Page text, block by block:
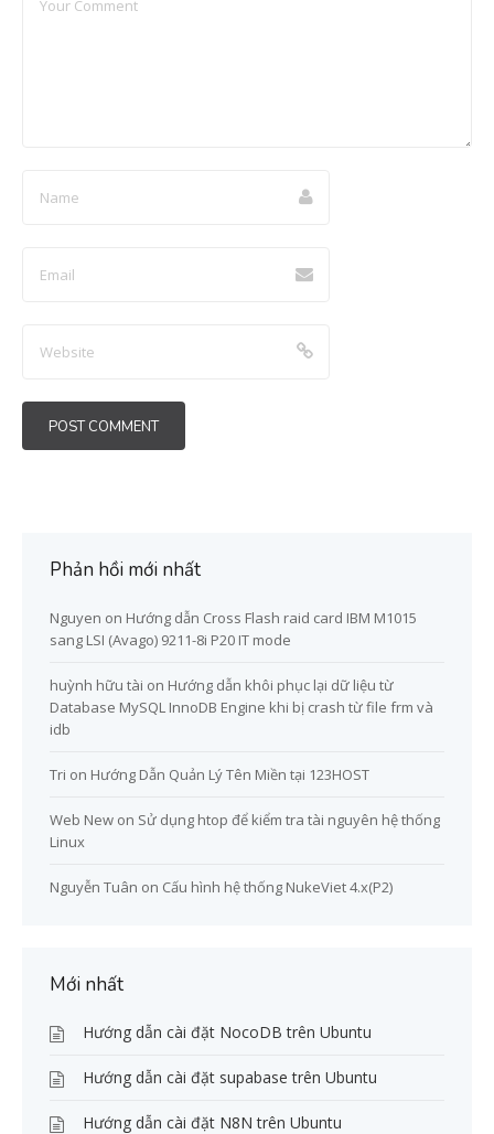
Phản hồi mới nhất
Nguyen on Hướng dẫn Cross Flash raid card IBM M1015
sang LSI (Avago) 9211-8i P20 IT mode
huỳnh hữu tài on Hướng dẫn khôi phục lại dữ liệu từ
Database MySQL InnoDB Engine khi bị crash từ file frm và
idb
Tri on Hướng Dẫn Quản Lý Tên Miền tại 123HOST
Web New on Sử dụng htop để kiểm tra tài nguyên hệ thống
Linux
Nguyễn Tuân on Cấu hình hệ thống NukeViet 4.x(P2)
Mới nhất
Hướng dẫn cài đặt NocoDB trên Ubuntu
Hướng dẫn cài đặt supabase trên Ubuntu
Hướng dẫn cài đặt N8N trên Ubuntu